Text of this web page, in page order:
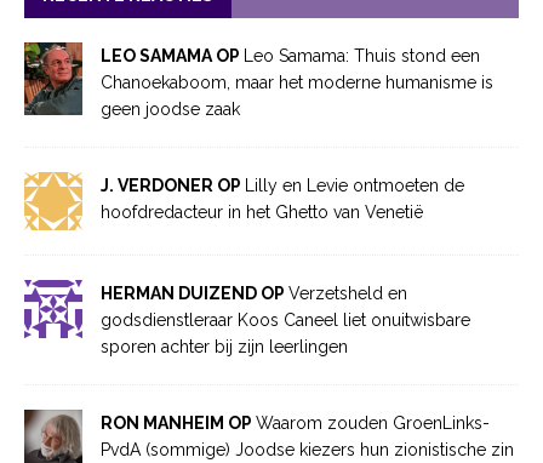
LEO SAMAMA OP Leo Samama: Thuis stond een
Chanoekaboom, maar het moderne humanisme is
geen joodse zaak
J. VERDONER OP Lilly en Levie ontmoeten de
hoofdredacteur in het Ghetto van Venetië
HERMAN DUIZEND OP Verzetsheld en
godsdienstleraar Koos Caneel liet onuitwisbare
sporen achter bij zijn leerlingen
RON MANHEIM OP Waarom zouden GroenLinks-
PvdA (sommige) Joodse kiezers hun zionistische zin